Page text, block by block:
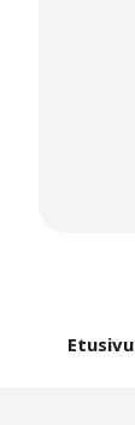
Etusivu